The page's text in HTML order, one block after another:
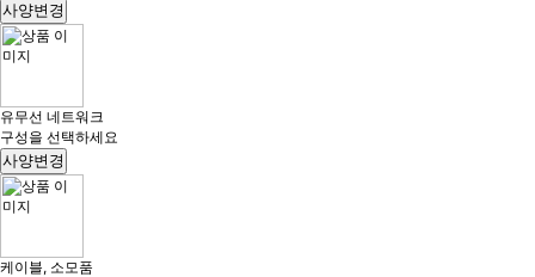
사양변경
유무선 네트워크
구성을 선택하세요
사양변경
케이블, 소모품